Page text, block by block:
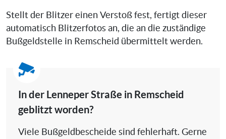
Stellt der Blitzer einen Verstoß fest, fertigt dieser
automatisch Blitzerfotos an, die an die zuständige
Bußgeldstelle in Remscheid übermittelt werden.
In der Lenneper Straße in Remscheid
geblitzt worden?
Viele Bußgeldbescheide sind fehlerhaft. Gerne